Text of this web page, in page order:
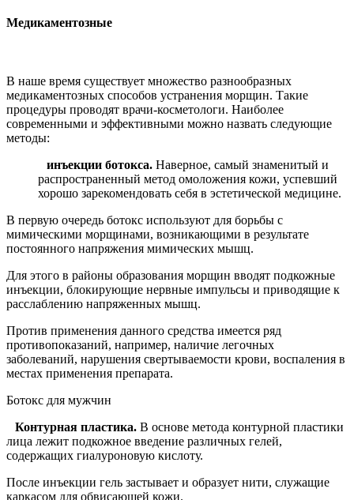
Медикаментозные
В наше время существует множество разнообразных
медикаментозных способов устранения морщин. Такие
процедуры проводят врачи-косметологи. Наиболее
современными и эффективными можно назвать следующие
методы:
инъекции ботокса. Наверное, самый знаменитый и
распространенный метод омоложения кожи, успевший
хорошо зарекомендовать себя в эстетической медицине.
В первую очередь ботокс используют для борьбы с
мимическими морщинами, возникающими в результате
постоянного напряжения мимических мышц.
Для этого в районы образования морщин вводят подкожные
инъекции, блокирующие нервные импульсы и приводящие к
расслаблению напряженных мышц.
Против применения данного средства имеется ряд
противопоказаний, например, наличие легочных
заболеваний, нарушения свертываемости крови, воспаления в
местах применения препарата.
Ботокс для мужчин
Контурная пластика. В основе метода контурной пластики
лица лежит подкожное введение различных гелей,
содержащих гиалуроновую кислоту.
После инъекции гель застывает и образует нити, служащие
каркасом для обвисающей кожи.